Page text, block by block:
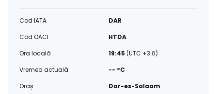
Cod IATA
DAR
Cod OACI
HTDA
Ora locală
19:45 (UTC +3.0)
Vremea actuală
-- °C
Oraș
Dar-es-Salaam